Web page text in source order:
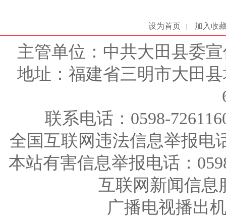
设为首页 加入收
主管单位：中共大田县委
地址：福建省三明市大田
联系电话：0598-
全国互联网违法信息举报电
本站有害信息举报电话：
互联网新闻信息
广播电视播出